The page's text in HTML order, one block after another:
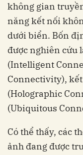
không gian
năng kết nối
dưới biển. Bốn
được nghiên cứu
(Intelligent
Connectivity),
(Holographic
(Ubiquitous
Có thể thấy, các
ảnh đang được